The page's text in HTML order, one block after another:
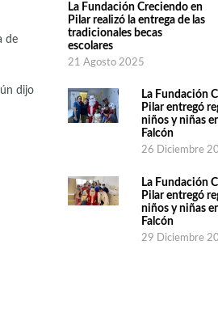
de
dijo
La Fundación Creciendo en
Pilar realizó la entrega de las
tradicionales becas
escolares
21 Agosto 2025
La Fundación
Pilar entregó
niños y niñas
Falcón
26 Diciembre
La Fundación
Pilar entregó
niños y niñas
Falcón
29 Diciembre